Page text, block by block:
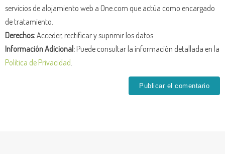
servicios de alojamiento web a One.com que actúa como encargado
de tratamiento.
Derechos:Acceder, rectificar y suprimir los datos.
Información Adicional:Puede consultar la información detallada en la
Política de Privacidad